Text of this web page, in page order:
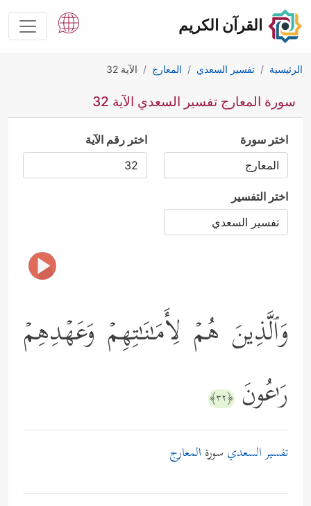
القرآن الكريم
الرئيسية تفسير السعدي المعارج الآية 32
سورة المعارج تفسير السعدي الآية 32
اختر سورة اختر رقم الآية
اختر التفسير
وَٱلَّذِینَ هُمۡ لِأَمَـٰنَـٰتِهِمۡ وَعَهۡدِهِمۡ
رَ ٰ⁠عُونَ ﴿٣٢﴾
تفسير السعدي سورة المعارج